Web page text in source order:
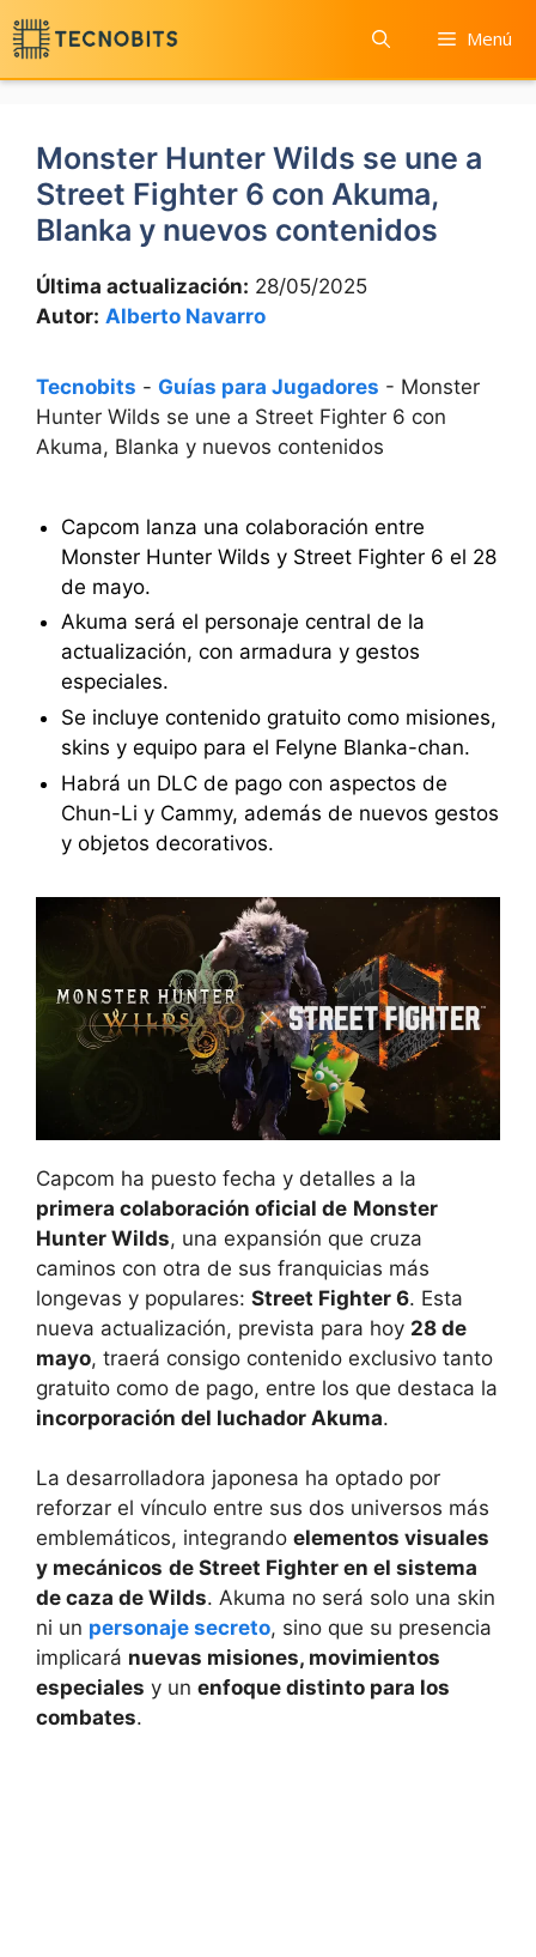
Saltar
al
contenido
Menú
Monster Hunter Wilds se une a
Street Fighter 6 con Akuma,
Blanka y nuevos contenidos
Última actualización: 28/05/2025
Autor: Alberto Navarro
Tecnobits - Guías para Jugadores - Monster
Hunter Wilds se une a Street Fighter 6 con
Akuma, Blanka y nuevos contenidos
Capcom lanza una colaboración entre
Monster Hunter Wilds y Street Fighter 6 el 28
de mayo.
Akuma será el personaje central de la
actualización, con armadura y gestos
especiales.
Se incluye contenido gratuito como misiones,
skins y equipo para el Felyne Blanka-chan.
Habrá un DLC de pago con aspectos de
Chun-Li y Cammy, además de nuevos gestos
y objetos decorativos.
Capcom ha puesto fecha y detalles a la
primera colaboración oficial de Monster
Hunter Wilds, una expansión que cruza
caminos con otra de sus franquicias más
longevas y populares: Street Fighter 6. Esta
nueva actualización, prevista para hoy 28 de
mayo, traerá consigo contenido exclusivo tanto
gratuito como de pago, entre los que destaca la
incorporación del luchador Akuma.
La desarrolladora japonesa ha optado por
reforzar el vínculo entre sus dos universos más
emblemáticos, integrando elementos visuales
y mecánicos de Street Fighter en el sistema
de caza de Wilds. Akuma no será solo una skin
ni un personaje secreto, sino que su presencia
implicará nuevas misiones, movimientos
especiales y un enfoque distinto para los
combates.